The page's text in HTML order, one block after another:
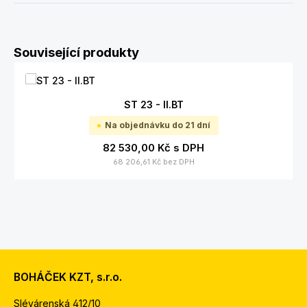
Přeskočit galerii produktů
Související produkty
ST 23 - II.BT
Na objednávku do 21 dní
82 530,00 Kč s DPH
68 206,61 Kč bez DPH
BOHÁČEK KZT, s.r.o.
Slévárenská 412/10